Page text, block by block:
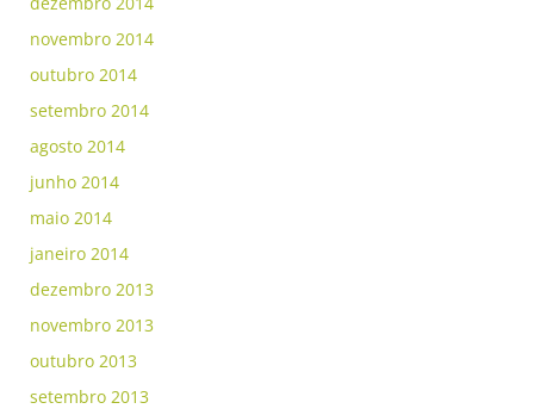
novembro 2014
outubro 2014
setembro 2014
agosto 2014
junho 2014
maio 2014
janeiro 2014
dezembro 2013
novembro 2013
outubro 2013
setembro 2013